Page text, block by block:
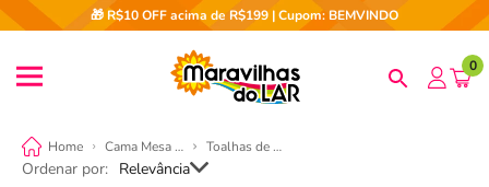
🎁 R$10 OFF acima de R$199 | Cupom: BEMVINDO
0
Cama Mesa e Banho Toalhas de Banho
Ordenar por Relevância